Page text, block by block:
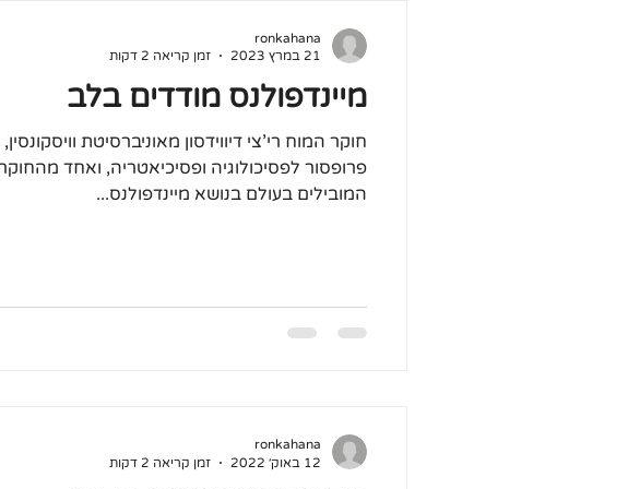
מיינדפולנס מודדים בלב
חוקר המוח רי'צי דיווידסון מאוניברסיטת
פרופסור לפסיכולוגיה ופסיכיאטריה, ואחד
המובילים בעולם בנושא מיינדפולנס...
ronkahana
21 במרץ 2023
זמן קריאה 2 דקות
ronkahana
12 באוק׳ 2022
זמן קריאה 2 דקות